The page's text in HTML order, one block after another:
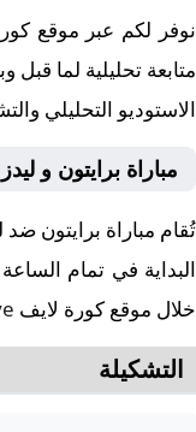
نوفر لكم عبر موقع
متابعة تحليلية لما
الاستوديو التحليلي
مباراة برايتون و
خلال موقع كورة لايف
التشكيلة